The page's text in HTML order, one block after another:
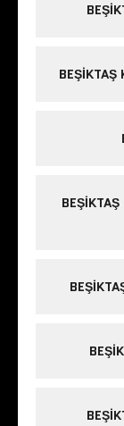
BEŞIKTAŞ